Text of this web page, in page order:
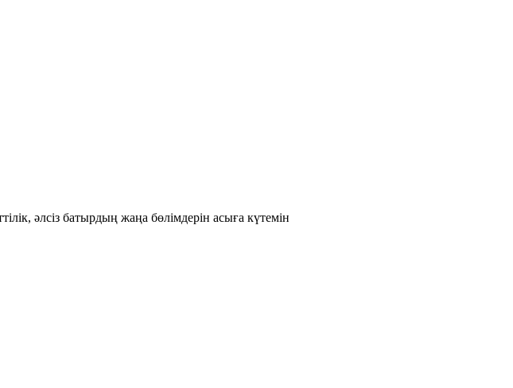
әлсіз батырдың жаңа бөлімдерін асыға күтемін